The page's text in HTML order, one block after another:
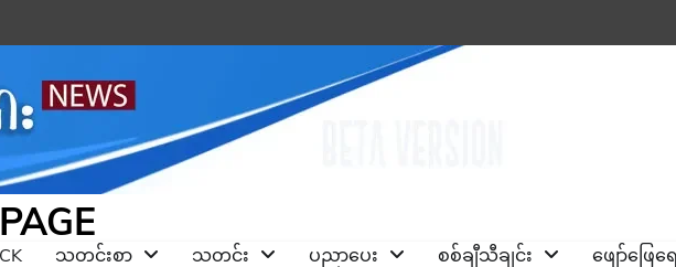
သတင်းစာ သတင်း ပညာပေး စစ်ချီသီချင်း ဖျော်ဖြေရ